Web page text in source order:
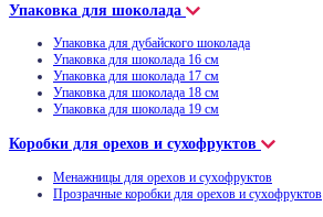
Упаковка для шоколада
Упаковка для дубайского шоколада
Упаковка для шоколада 16 см
Упаковка для шоколада 17 см
Упаковка для шоколада 18 см
Упаковка для шоколада 19 см
Коробки для орехов и сухофруктов
Менажницы для орехов и сухофруктов
Прозрачные коробки для орехов и сухофруктов